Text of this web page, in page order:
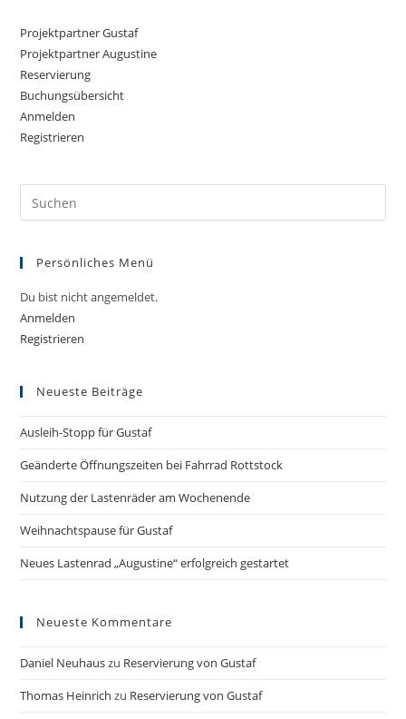
Projektpartner Gustaf
Projektpartner Augustine
Reservierung
Buchungsübersicht
Anmelden
Registrieren
Persönliches Menü
Du bist nicht angemeldet.
Anmelden
Registrieren
Neueste Beiträge
Ausleih-Stopp für Gustaf
Geänderte Öffnungszeiten bei Fahrrad Rottstock
Nutzung der Lastenräder am Wochenende
Weihnachtspause für Gustaf
Neues Lastenrad „Augustine“ erfolgreich gestartet
Neueste Kommentare
Daniel Neuhauszu Reservierung von Gustaf
Thomas Heinrich zu Reservierung von Gustaf